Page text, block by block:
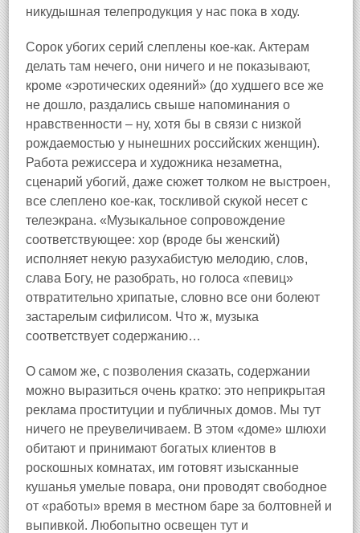
никудышная телепродукция у нас пока в ходу.
Сорок убогих серий слеплены кое‑как. Актерам
делать там нечего, они ничего и не показывают,
кроме «эротических одеяний» (до худшего все же
не дошло, раздались свыше напоминания о
нравственности – ну, хотя бы в связи с низкой
рождаемостью у нынешних российских женщин).
Работа режиссера и художника незаметна,
сценарий убогий, даже сюжет толком не выстроен,
все слеплено кое‑как, тоскливой скукой несет с
телеэкрана. «Музыкальное сопровождение
соответствующее: хор (вроде бы женский)
исполняет некую разухабистую мелодию, слов,
слава Богу, не разобрать, но голоса «певиц»
отвратительно хрипатые, словно все они болеют
застарелым сифилисом. Что ж, музыка
соответствует содержанию…
О самом же, с позволения сказать, содержании
можно выразиться очень кратко: это неприкрытая
реклама проституции и публичных домов. Мы тут
ничего не преувеличиваем. В этом «доме» шлюхи
обитают и принимают богатых клиентов в
роскошных комнатах, им готовят изысканные
кушанья умелые повара, они проводят свободное
от «работы» время в местном баре за болтовней и
выпивкой. Любопытно освещен тут и